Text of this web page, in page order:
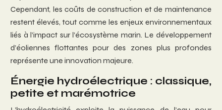
Cependant, les coûts de construction et de maintenance
restent élevés, tout comme les enjeux environnementaux
liés à l’impact sur l’écosystème marin. Le développement
d’éoliennes flottantes pour des zones plus profondes
représente une innovation majeure.
Énergie hydroélectrique : classique,
petite et marémotrice